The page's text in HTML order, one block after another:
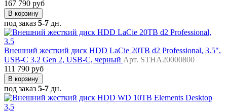
167 790 руб
В корзину
под заказ 5-7 дн.
Внешний жесткий диск HDD LaCie 20TB d2 Professional, 3.5",
USB-C 3.2 Gen 2, USB-C, черный Арт. STHA20000800
111 790 руб
В корзину
под заказ 5-7 дн.